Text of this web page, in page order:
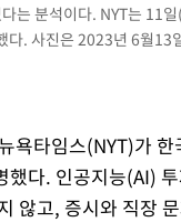
는 분석이다. NYT는 11
. 사진은 2023년 6월13
욕타임스(NYT)가
다. 인공지능(AI)
않고, 증시와 직장